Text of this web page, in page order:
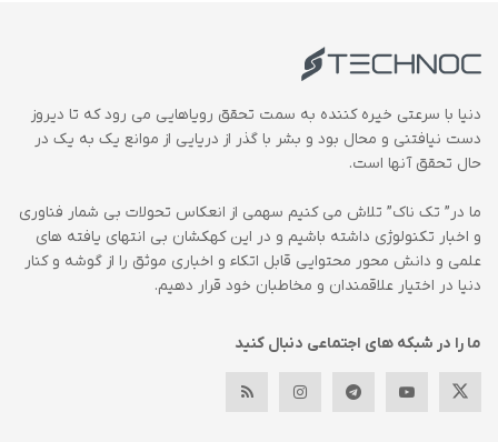
دنیا با سرعتی خیره کننده به سمت تحقق رویاهایی می رود که تا دیروز
دست نیافتنی و محال بود و بشر با گذر از دریایی از موانع یک به یک در
حال تحقق آنها است.
ما در” تک ناک” تلاش می کنیم سهمی از انعکاس تحولات بی شمار فناوری
و اخبار تکنولوژی داشته باشیم و در این کهکشان بی انتهای یافته های
علمی و دانش محور محتوایی قابل اتکاء و اخباری موثق را از گوشه و کنار
دنیا در اختیار علاقمندان و مخاطبان خود قرار دهیم.
ما را در شبکه های اجتماعی دنبال کنید